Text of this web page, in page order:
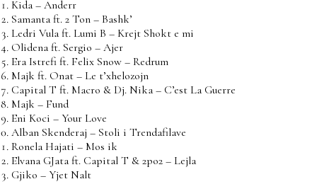
Kida – Anderr
Samanta ft. 2 Ton – Bashk’
Ledri Vula ft. Lumi B – Krejt Shokt e mi
Olidena ft. Sergio – Ajer
Era Istrefi ft. Felix Snow – Redrum
Majk ft. Onat – Le t’xhelozojn
Capital T ft. Macro & Dj. Nika – C’est La Guerre
Majk – Fund
Eni Koci – Your Love
Alban Skenderaj – Stoli i Trendafilave
Ronela Hajati – Mos ik
Elvana GJata ft. Capital T & 2po2 – Lejla
Gjiko – Yjet Nalt